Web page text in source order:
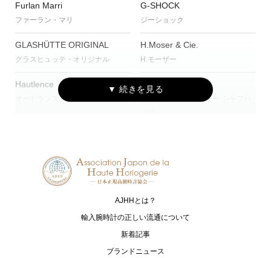
Furlan Marri
ファーラン・マリ
G-SHOCK
ジーショック
GLASHÜTTE ORIGINAL
グラスヒュッテ・オリジナル
H.Moser & Cie.
H.モーザー
Hautlence IWC
アイ・ダブリュー・シー シャフハ
NORQAIN OSSO ITALY
TAG Heuer
タグ・ホイヤー
AJHHとは？
輸入腕時計の正しい流通について
新着記事
ブランドニュース